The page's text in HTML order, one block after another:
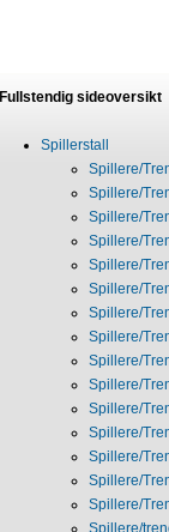
Fullstendig sideoversikt
Spillerstall
Spillere/
Spillere/
Spillere/
Spillere/
Spillere/
Spillere/
Spillere/
Spillere/
Spillere/
Spillere/
Spillere/
Spillere/
Spillere/
Spillere/
Spillere/
Spillere/